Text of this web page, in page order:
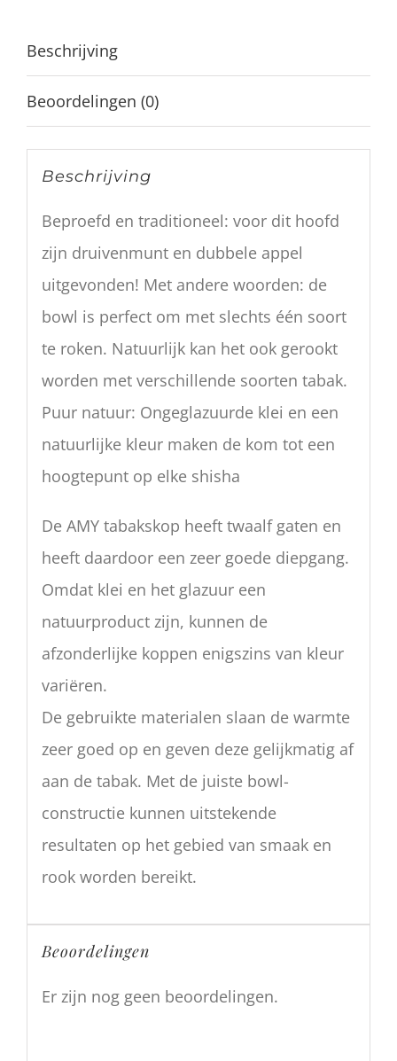
Beschrijving
Beoordelingen (0)
Beschrijving
Beproefd en traditioneel: voor dit hoofd
zijn druivenmunt en dubbele appel
uitgevonden! Met andere woorden: de
bowl is perfect om met slechts één soort
te roken. Natuurlijk kan het ook gerookt
worden met verschillende soorten tabak.
Puur natuur: Ongeglazuurde klei en een
natuurlijke kleur maken de kom tot een
hoogtepunt op elke shisha
De AMY tabakskop heeft twaalf gaten en
heeft daardoor een zeer goede diepgang.
Omdat klei en het glazuur een
natuurproduct zijn, kunnen de
afzonderlijke koppen enigszins van kleur
variëren.
De gebruikte materialen slaan de warmte
zeer goed op en geven deze gelijkmatig af
aan de tabak. Met de juiste bowl-
constructie kunnen uitstekende
resultaten op het gebied van smaak en
rook worden bereikt.
Beoordelingen
Er zijn nog geen beoordelingen.